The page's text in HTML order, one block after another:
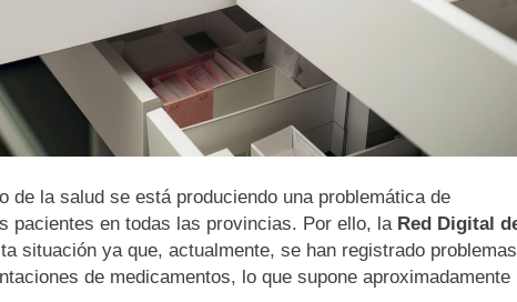
de la salud se está produciendo una problemática de
pacientes en todas las provincias. Por ello, la Red Digital
situación ya que, actualmente, se han registrado problemas
de medicamentos, lo que supone aproximadamente